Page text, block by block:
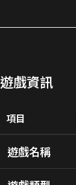
遊戲資訊
項目
遊戲名稱